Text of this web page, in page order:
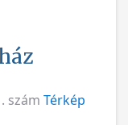
szám Térkép